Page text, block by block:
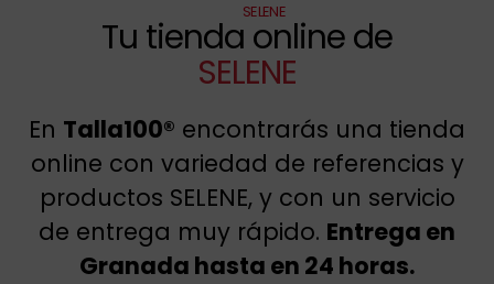
SELENE
Tu tienda online de
SELENE
En Talla100® encontrarás una tienda
online con variedad de referencias y
productos SELENE, y con un servicio
de entrega muy rápido. Entrega en
Granada hasta en 24 horas.